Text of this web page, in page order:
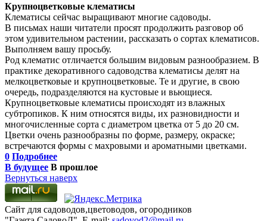
Крупноцветковые клематисы
Клематисы сейчас выращивают многие садоводы.
В письмах наши читатели просят продолжить разговор об
этом удивительном растении, рассказать о сортах клематисов.
Выполняем вашу просьбу.
Род клематис отличается большим видовым разнообразием. В
практике декоративного садоводства клематисы делят на
мелкоцветковые и крупноцветковые. Те и другие, в свою
очередь, подразделяются на кустовые и вьющиеся.
Крупноцветковые клематисы происходят из влажных
субтропиков. К ним относятся виды, их разновидности и
многочисленные сорта с диаметром цветка от 5 до 20 см.
Цветки очень разнообразны по форме, размеру, окраске;
встречаются формы с махровыми и ароматными цветками.
0 Подробнее
В будущее В прошлое
Вернуться наверх
Сайт для садоводов,цветоводов, огородников